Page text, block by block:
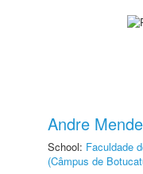
Andre
School: Faculdade
(Câmpus de